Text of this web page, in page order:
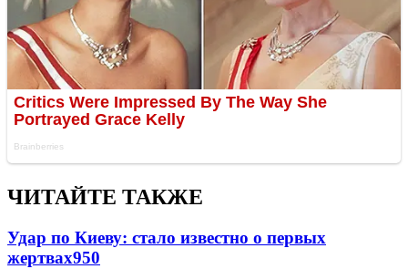
ЧИТАЙТЕ ТАКЖЕ
Удар по Киеву: стало известно о первых
жертвах950